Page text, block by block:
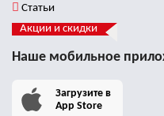
Статьи
Акции и скидки
Наше мобильное
Загрузите в
App Store